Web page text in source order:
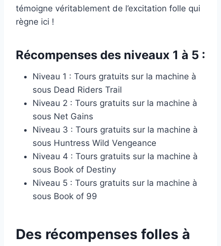
témoigne véritablement de l’excitation folle qui
règne ici !
Récompenses des niveaux 1 à 5 :
Niveau 1 : Tours gratuits sur la machine à
sous Dead Riders Trail
Niveau 2 : Tours gratuits sur la machine à
sous Net Gains
Niveau 3 : Tours gratuits sur la machine à
sous Huntress Wild Vengeance
Niveau 4 : Tours gratuits sur la machine à
sous Book of Destiny
Niveau 5 : Tours gratuits sur la machine à
sous Book of 99
Des récompenses folles à